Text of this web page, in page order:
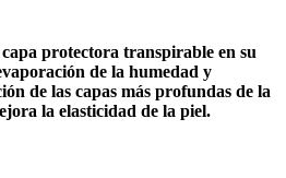
protectora transpirable en su
de la humedad y
de las capas más profundas de la
la elasticidad de la piel.